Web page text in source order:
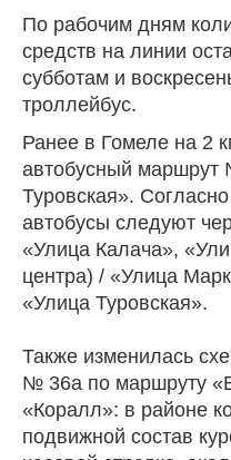
По рабочим дням
средств на линии
субботам и
троллейбус.
Ранее в Гомеле на 2
автобусный
Туровская».
автобусы следуют
«Улица Калача»,
центра) / «Улица
«Улица Туровская».
Также изменилась
№ 36а по маршруту
«Коралл»: в районе
подвижной состав